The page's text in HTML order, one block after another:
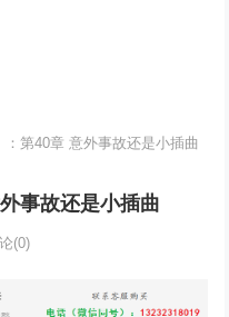
：第40章 意外事故还是小插曲
事故还是小插曲
(0)